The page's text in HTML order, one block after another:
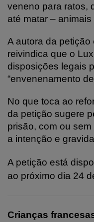
veneno para ratos,
até matar –
A autora da
reivindica que o
disposições legais
“envenenamento
No que toca ao
da petição sugere
prisão, com ou
a intenção e
A petição está
ao próximo dia 24
Crianças